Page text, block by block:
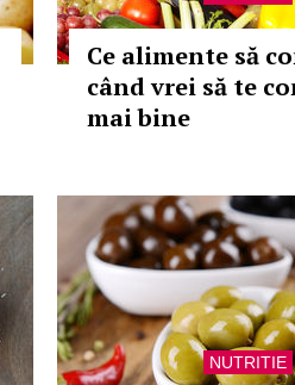
Ce alimente să
când vrei să te
mai bine
NUTRITIE